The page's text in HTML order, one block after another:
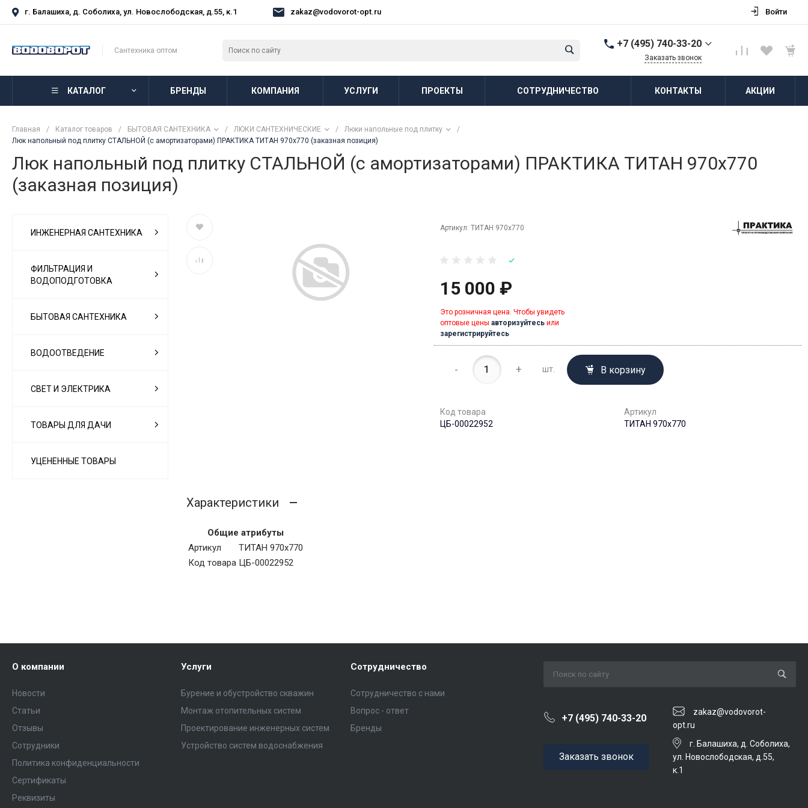
г. Балашиха, д. Соболиха, ул. Новослободская, д.55, к.1 zakaz@vodovorot-opt.ru Войти
Сантехника оптом
+7 (495) 740-33-20
г. Балашиха, д.
Заказать звонок
КАТАЛОГ БРЕНДЫ КОМПАНИЯ УСЛУГИ ПРОЕКТЫ СОТРУДНИЧЕСТВО КОНТАКТЫ АКЦИИ
Главная / Каталог товаров / БЫТОВАЯ САНТЕХНИКА / ЛЮКИ САНТЕХНИЧЕСКИЕ / Люки напольные под плитку
/
Люк напольный под плитку СТАЛЬНОЙ (с амортизаторами) ПРАКТИКА ТИТАН 970x770 (заказная позиция)
Люк напольный под плитку СТАЛЬНОЙ (с амортизаторами) ПРАКТИКА ТИТАН 970x770
(заказная позиция)
ИНЖЕНЕРНАЯ САНТЕХНИКА
ФИЛЬТРАЦИЯ И
ВОДОПОДГОТОВКА
БЫТОВАЯ САНТЕХНИКА
ВОДООТВЕДЕНИЕ
СВЕТ И ЭЛЕКТРИКА
ТОВАРЫ ДЛЯ ДАЧИ
УЦЕНЕННЫЕ ТОВАРЫ
Артикул: ТИТАН 970x770
15 000 ₽
Это розничная цена. Чтобы увидеть
оптовые цены авторизуйтесьили
зарегистрируйтесь
- + шт. В корзину
Код товара
ЦБ-00022952
Артикул
ТИТАН 970x770
Характеристики
Общие атрибуты
Артикул
ТИТАН 970x770
Код товара ЦБ-00022952
О компании
Новости
Статьи
Отзывы
Сотрудники
Политика конфиденциальности
Сертификаты
Реквизиты
Услуги
Бурение и обустройство скважин
Монтаж отопительных систем
Проектирование инженерных систем
Устройство систем водоснабжения
Сотрудничество
Сотрудничество с нами
Вопрос - ответ
Бренды
+7 (495) 740-33-20
zakaz@vodovorot-
opt.ru
Заказать звонок
г. Балашиха, д. Соболиха,
ул. Новослободская, д.55,
к.1